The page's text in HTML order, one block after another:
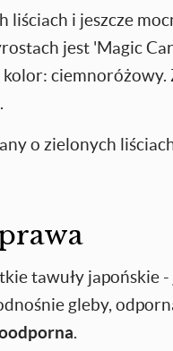
liściach i jeszcze
jest 'Magic
o zielonych
tawuły japońskie -
gleby,
.